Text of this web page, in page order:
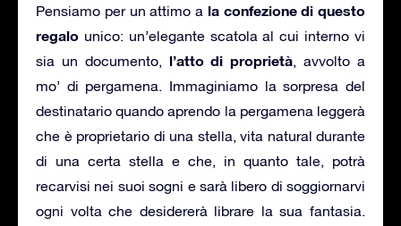
Pensiamo per un attimo a la confezione di questo
regalo unico: un’elegante scatola al cui interno vi
sia un documento, l’atto di proprietà, avvolto a
mo’ di pergamena. Immaginiamo la sorpresa del
destinatario quando aprendo la pergamena leggerà
che è proprietario di una stella, vita natural durante
di una certa stella e che, in quanto tale, potrà
recarvisi nei suoi sogni e sarà libero di soggiornarvi
ogni volta che desidererà librare la sua fantasia.